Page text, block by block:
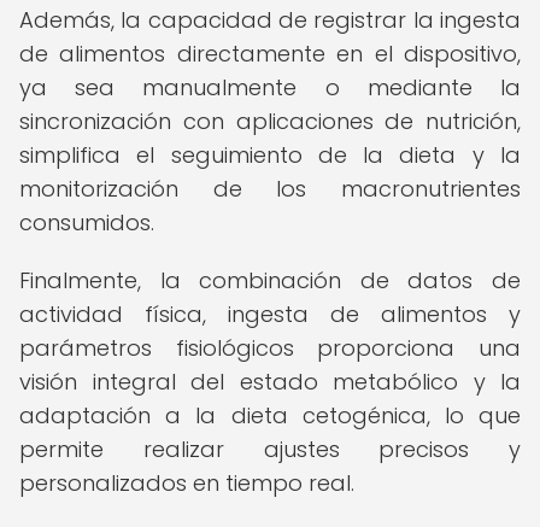
Además, la capacidad de registrar la ingesta
de alimentos directamente en el dispositivo,
ya sea manualmente o mediante la
sincronización con aplicaciones de nutrición,
simplifica el seguimiento de la dieta y la
monitorización de los macronutrientes
consumidos.
Finalmente, la combinación de datos de
actividad física, ingesta de alimentos y
parámetros fisiológicos proporciona una
visión integral del estado metabólico y la
adaptación a la dieta cetogénica, lo que
permite realizar ajustes precisos y
personalizados en tiempo real.